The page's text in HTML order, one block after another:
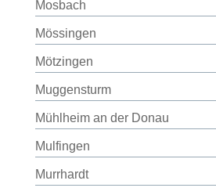
Mosbach
Mössingen
Mötzingen
Muggensturm
Mühlheim an der Donau
Mulfingen
Murrhardt